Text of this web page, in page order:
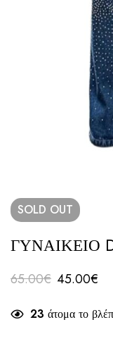
SOLD OUT
ΓΥΝΑΙΚΕΙΟ
65.00€ 45.00€
23 άτομα το